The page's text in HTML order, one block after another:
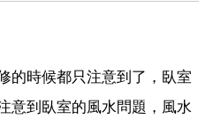
的時候都只注意到了，臥室
意到臥室的風水問題，風水